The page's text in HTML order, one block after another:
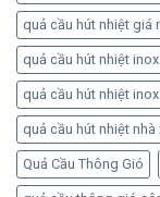
quả cầu hút nhiệt giá
quả cầu hút nhiệt
quả cầu hút nhiệt
quả cầu hút nhiệt nhà
Quả Cầu Thông Gió